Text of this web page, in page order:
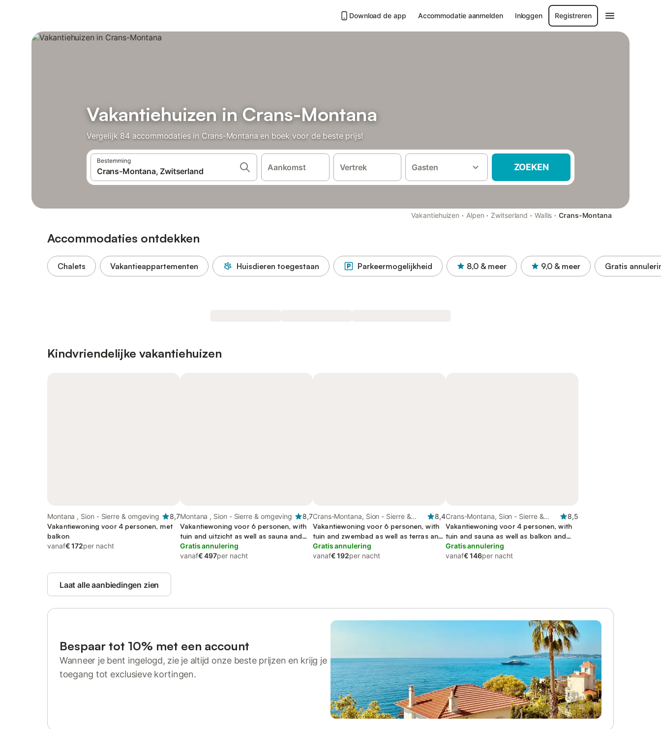
Download de app Accommodatie aanmelden Inloggen Registreren
Vakantiehuizen in Crans-Montana
Vergelijk 84 accommodaties in Crans-Montana en boek voor de beste prijs!
Bestemming
Aankomst Vertrek Gasten ZOEKEN
Vakantiehuizen · Alpen · Zwitserland · Wallis · Crans-Montana
Accommodaties ontdekken
Chalets Vakantieappartementen Huisdieren toegestaan Parkeermogelijkheid 8,0 & meer 9,0 & meer Gratis
Kindvriendelijke vakantiehuizen
Montana , Sion - Sierre & omgeving
8,7
Vakantiewoning voor 4 personen, met
balkon
vanaf€ 172per nacht
Montana , Sion - Sierre & omgeving
8,7
Vakantiewoning voor 6 personen, with
tuin and uitzicht as well as sauna and
uitzicht op het meer, met huisdier
Gratis annulering
vanaf€ 497per nacht
Crans-Montana, Sion - Sierre &
omgeving
8,4
Vakantiewoning voor 6 personen, with
tuin and zwembad as well as terras and
sauna
Gratis annulering
vanaf€ 192per nacht
Crans-Montana, Sion - Sierre &
omgeving
8,5
Vakantiewoning voor 4 personen, with
tuin and sauna as well as balkon and
uitzicht op het meer
Gratis annulering
vanaf€ 146per nacht
Laat alle aanbiedingen zien
Bespaar tot 10% met een account
Wanneer je bent ingelogd, zie je altijd onze beste prijzen en krijg je
toegang tot exclusieve kortingen.